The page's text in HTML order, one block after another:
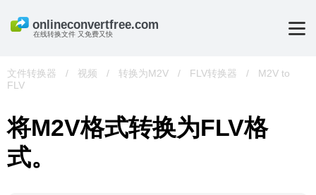
在线转换文件 又免费又快
文件转换器 / 视频 / 转换为M2V / FLV转换器 /
M2V to
FLV
将M2V格式转换为FLV格
式。